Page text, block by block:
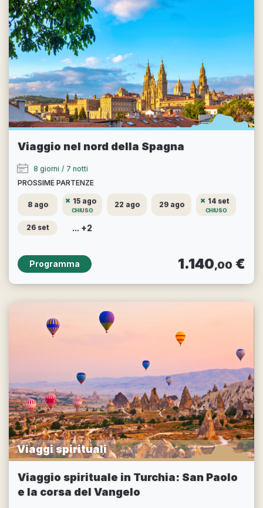
Viaggio nel nord della Spagna
8 giorni / 7 notti
PROSSIME PARTENZE
8 ago 15 ago
CHIUSO
22 ago 29 ago 14 set
CHIUSO
26 set ... +2
Programma 1.140,00 €
Viaggi spirituali
Viaggio spirituale in Turchia: San Paolo
e la corsa del Vangelo